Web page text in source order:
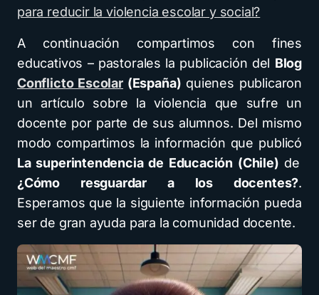
para reducir la violencia escolar y social?
A continuación compartimos con fines
educativos – pastorales la publicación del Blog
Conflicto Escolar(España) quienes publicaron
un artículo sobre la violencia que sufre un
docente por parte de sus alumnos. Del mismo
modo compartimos la información que publicó
La superintendencia de Educación (Chile) de
¿Cómo resguardar a los docentes?.
Esperamos que la siguiente información pueda
ser de gran ayuda para la comunidad docente.